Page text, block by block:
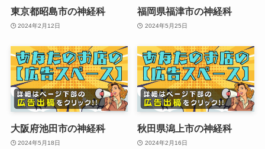
東京都昭島市の神経科
2024年2月12日
福岡県福津市の神経科
2024年5月25日
大阪府池田市の神経科
2024年5月18日
秋田県潟上市の神経科
2024年2月16日